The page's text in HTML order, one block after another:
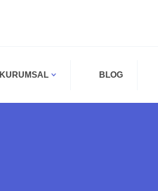
KURUMSAL BLOG